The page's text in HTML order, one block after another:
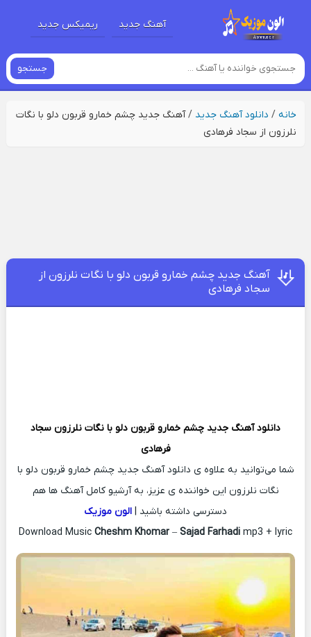
آهنگ جدید ریمیکس جدید
جستجو
خانه/ دانلود آهنگ جدید /آهنگ جدید چشم خمارو قربون دلو با نگات
نلرزون از سجاد فرهادی
آهنگ جدید چشم خمارو قربون دلو با نگات نلرزون از
سجاد فرهادی
دانلود آهنگ جدید چشم خمارو قربون دلو با نگات نلرزون سجاد
فرهادی
شما می‌توانید به علاوه ی دانلود آهنگ جدید چشم خمارو قربون دلو با
نگات نلرزون این خواننده ی عزیز، به آرشیو کامل آهنگ ها هم
دسترسی داشته باشید | الون موزیک
Download Music Cheshm Khomar – Sajad Farhadi mp3 + lyric